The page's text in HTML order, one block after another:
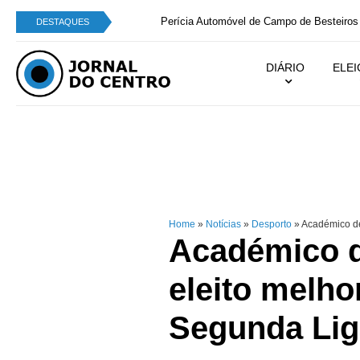
DESTAQUES Perícia Automóvel de Campo de Besteiros
DIÁRIO
Home » Notícias » Desporto »Académico
Académico
eleito
Segunda